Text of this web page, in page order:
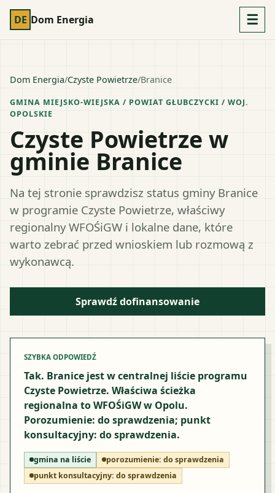
DE Dom Energia ☰
Dom Energia/Czyste Powietrze/Branice
GMINA MIEJSKO-WIEJSKA / POWIAT GŁUBCZYCKI / WOJ.
OPOLSKIE
Czyste Powietrze w
gminie Branice
Na tej stronie sprawdzisz status gminy Branice
w programie Czyste Powietrze, właściwy
regionalny WFOŚiGW i lokalne dane, które
warto zebrać przed wnioskiem lub rozmową z
wykonawcą.
Sprawdź dofinansowanie
SZYBKA ODPOWIEDŹ
Tak. Branice jest w centralnej liście programu
Czyste Powietrze. Właściwa ścieżka
regionalna to WFOŚiGW w Opolu.
Porozumienie: do sprawdzenia; punkt
konsultacyjny: do sprawdzenia.
gmina na liście porozumienie: do sprawdzenia
punkt konsultacyjny: do sprawdzenia